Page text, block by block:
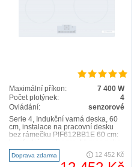
Maximální příkon:
7 400 W
Počet plotýnek:
4
Ovládání:
senzorové
Serie 4, Indukční varná deska, 60
cm, instalace na pracovní desku
bez rámečku PIF612BB1E 60 cm:
pánve Flexib..
Doprava zdarma 12 452 Kč